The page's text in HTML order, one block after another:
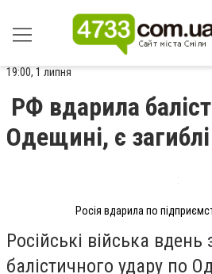
19:00, 1 липня
РФ вдарила
Одещині, є
Росія вдарила по
Російські війська вдень
балістичного удару по